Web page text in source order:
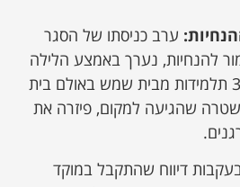
ערב כניסתו של הסגר
להנחיות, נערך באמצע הלילה
אירוע בהשתתפות כ-300 תלמידות מבית שמש באולם בית
שהגיעה למקום, פיזרה את
דיווח שהתקבל במוקד